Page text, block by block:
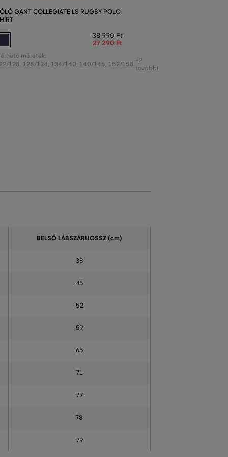
GANT COLLEGIATE LS RUGBY POLO
38 990 Ft
27 290 Ft
méretek:
128, 128/134, 134/140, 140/146, 152/158 +2
további
BELSŐ LÁBSZÁRHOSSZ (cm)
38
45
52
59
65
71
77
78
79